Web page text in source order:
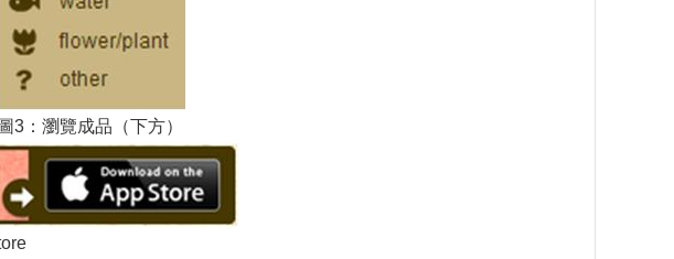
圖3：瀏覽成品（下方）